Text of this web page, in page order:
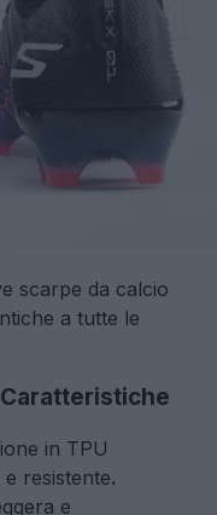
scarpe da calcio
a tutte le
in TPU
resistente.
e